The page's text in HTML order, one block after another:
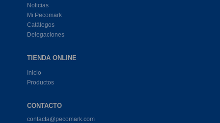
Noticias
Mi Pecomark
Catálogos
Delegaciones
TIENDA ONLINE
Inicio
Productos
CONTACTO
contacta@pecomark.com